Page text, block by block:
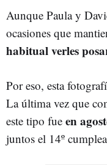
Aunque Paula y
ocasiones que
habitual verles
Por eso, esta
La última vez que
este tipo fue en
juntos el 14º